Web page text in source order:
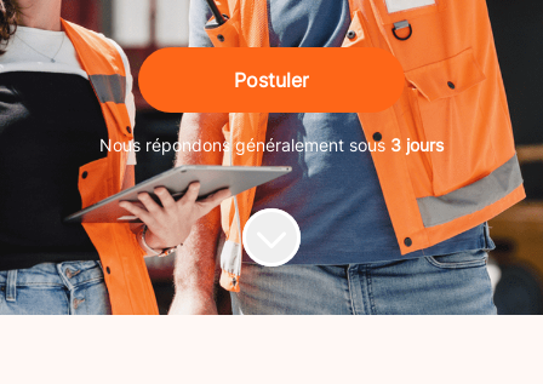
Postuler
Nous répondons généralement sous 3 jours